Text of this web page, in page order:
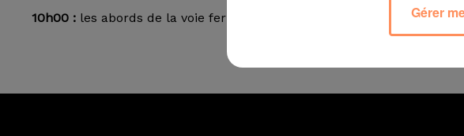
10h00 : les abords de la voie ferrée ont été sécurisés pour éviter tout
Gérer